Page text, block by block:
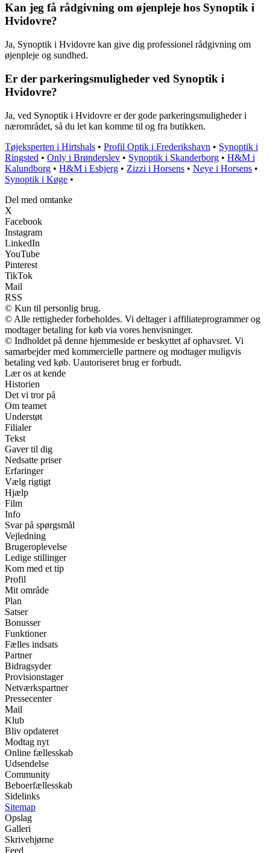
Kan jeg få rådgivning om øjenpleje hos Synoptik i
Hvidovre?
Ja, Synoptik i Hvidovre kan give dig professionel rådgivning om
øjenpleje og sundhed.
Er der parkeringsmuligheder ved Synoptik i
Hvidovre?
Ja, ved Synoptik i Hvidovre er der gode parkeringsmuligheder i
nærområdet, så du let kan komme til og fra butikken.
Tøjeksperten i Hirtshals • Profil Optik i Frederikshavn • Synoptik i
Ringsted • Only i Brønderslev • Synoptik i Skanderborg • H&M i
Kalundborg • H&M i Esbjerg • Zizzi i Horsens • Neye i Horsens •
Synoptik i Køge •
Del med omtanke
X
Facebook
Instagram
LinkedIn
YouTube
Pinterest
TikTok
Mail
RSS
© Kun til personlig brug.
© Alle rettigheder forbeholdes. Vi deltager i affiliateprogrammer og
modtager betaling for køb via vores henvisninger.
© Indholdet på denne hjemmeside er beskyttet af ophavsret. Vi
samarbejder med kommercielle partnere og modtager muligvis
betaling ved køb. Uautoriseret brug er forbudt.
Lær os at kende
Historien
Det vi tror på
Om teamet
Understøt
Filialer
Tekst
Gaver til dig
Nedsatte priser
Erfaringer
Vælg rigtigt
Hjælp
Film
Info
Svar på spørgsmål
Vejledning
Brugeroplevelse
Ledige stillinger
Kom med et tip
Profil
Mit område
Plan
Satser
Bonusser
Funktioner
Fælles indsats
Partner
Bidragsyder
Provisionstager
Netværkspartner
Pressecenter
Mail
Klub
Bliv opdateret
Modtag nyt
Online fællesskab
Udsendelse
Community
Beboerfællesskab
Sidelinks
Sitemap
Opslag
Galleri
Skrivehjørne
Feed